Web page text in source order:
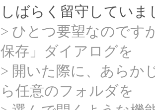
しばらく留守していま
> ひとつ要望なのです
保存」ダイアログを
> 開いた際に、あらか
ら任意のフォルダを